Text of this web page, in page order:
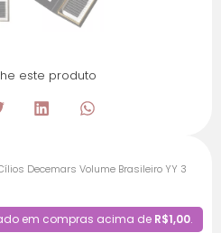
este produto
Decemars Volume Brasileiro YY 3
em compras acima de R$1,00.